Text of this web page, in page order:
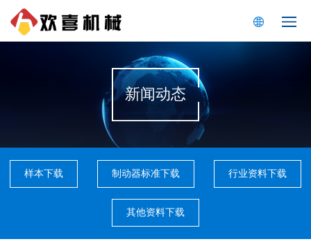
新闻动态
样本下载 制动器标准下载 行业资料下载
其他资料下载